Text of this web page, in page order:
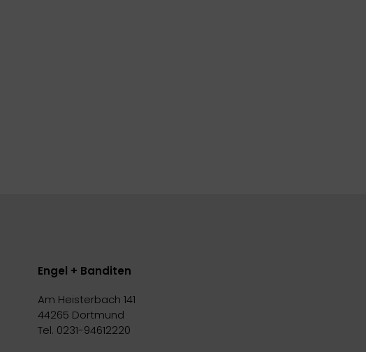
Engel + Banditen
Am Heisterbach 141
44265 Dortmund
Tel. 0231-94612220